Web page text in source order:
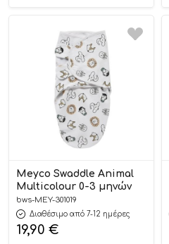
Meyco Swaddle Animal
Multicolour 0-3 μηνών
bws-MEY-301019
Διαθέσιμο από 7-12 ημέρες
19,90 €